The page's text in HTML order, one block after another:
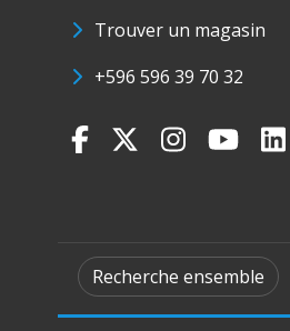
Trouver un magasin
+596 596 39 70 32
Recherche ensemble